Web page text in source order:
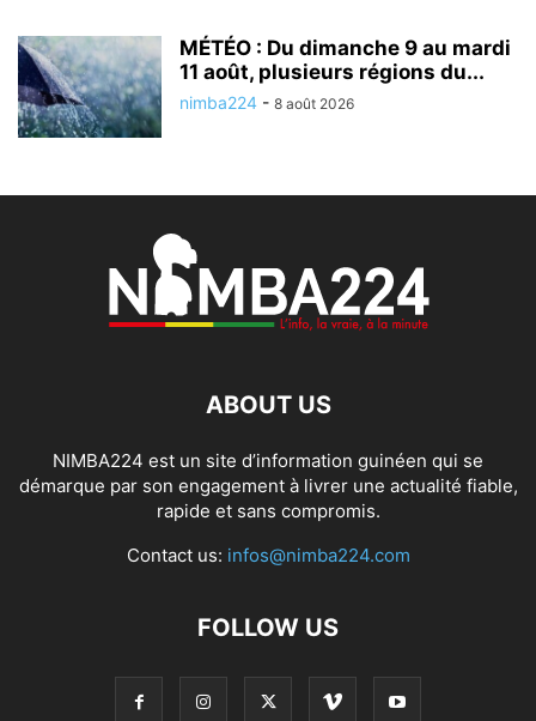
MÉTÉO : Du dimanche 9 au mardi
11 août, plusieurs régions du...
nimba224 - 8 août 2026
ABOUT US
NIMBA224 est un site d’information guinéen qui se
démarque par son engagement à livrer une actualité fiable,
rapide et sans compromis.
Contact us: infos@nimba224.com
FOLLOW US